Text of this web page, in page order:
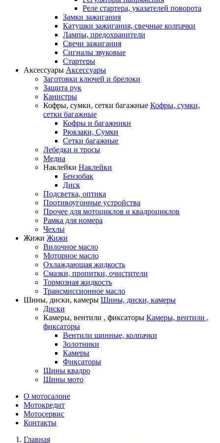
Реле стартера, указателей поворота
Замки зажигания
Катушки зажигания, свечные колпачки
Лампы, предохранители
Свечи зажигания
Сигналы звуковые
Стартеры
Аксессуары Аксессуары
Заготовки ключей и брелоки
Защита рук
Канистры
Кофры, сумки, сетки багажные Кофры, сумки,
сетки багажные
Кофры и багажники
Рюкзаки, Сумки
Сетки багажные
Лебедки и тросы
Медиа
Наклейки Наклейки
Бензобак
Диск
Подсветка, оптика
Противоугонные устройства
Прочее для мотоциклов и квадроциклов
Рамка для номера
Чехлы
Жижи Жижи
Вилочное масло
Моторное масло
Охлаждающая жидкость
Смазки, пропитки, очистители
Тормозная жидкость
Трансмиссионное масло
Шины, диски, камеры Шины, диски, камеры
Диски
Камеры, вентили , фиксаторы Камеры, вентили ,
фиксаторы
Вентили шинные, колпачки
Золотники
Камеры
Фиксаторы
Шины квадро
Шины мото
О мотосалоне
Мотокредит
Мотосервис
Контакты
Главная